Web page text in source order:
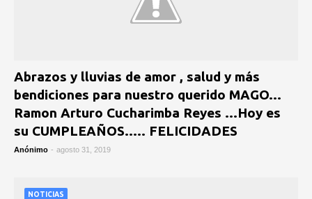
Abrazos y lluvias de amor , salud y más
bendiciones para nuestro querido MAGO...
Ramon Arturo Cucharimba Reyes ...Hoy es
su CUMPLEAÑOS..... FELICIDADES
Anónimo - agosto 31, 2019
NOTICIAS